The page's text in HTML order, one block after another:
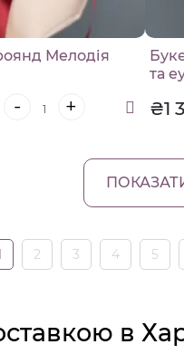
Мелодія
- +
та
₴1
2 3 4 5
в